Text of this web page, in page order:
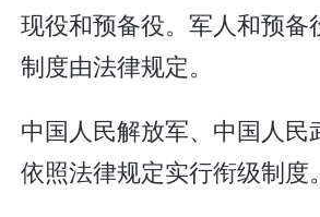
现役和预备役。军人和预备
制度由法律规定。
中国人民解放军、中国人民
依照法律规定实行衔级制度。